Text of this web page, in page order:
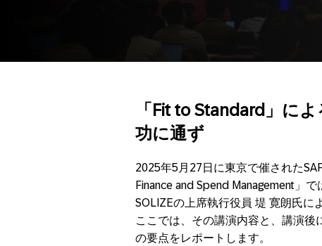
「Fit to Standard」に
功に通ず
2025年5月27日に東京で催された
Finance and Spend Management」
SOLIZEの上席執行役員 堤 寛朗氏に
ここでは、その講演内容と、講演
の要点をレポートします。